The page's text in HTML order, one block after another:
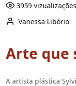
3959 vizualizações
Vanessa Libório
Arte que
A artista plástica